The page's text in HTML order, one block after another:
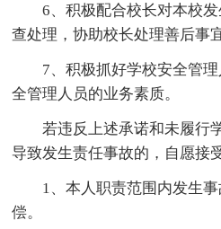
6、积极配合校长对本校
查处理，协助校长处理善后事宜
7、积极抓好学校安全管
全管理人员的业务素质。
若违反上述承诺和未履行
导致发生责任事故的，自愿接
1、本人职责范围内发生
偿。